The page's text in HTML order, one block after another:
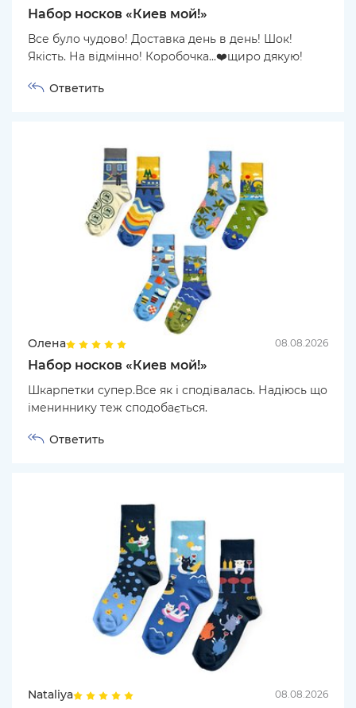
Набор носков «Киев мой!»
Все було чудово! Доставка день в день! Шок!
Якість. На відмінно! Коробочка...❤️щиро дякую!
Ответить
Олена 08.08.2026
Набор носков «Киев мой!»
Шкарпетки супер.Все як і сподівалась. Надіюсь що
імениннику теж сподобається.
Ответить
Nataliya 08.08.2026